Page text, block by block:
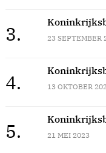
3. 23 SEPTEMBER
4. 13 OKTOBER
5. 21 MEI 2023